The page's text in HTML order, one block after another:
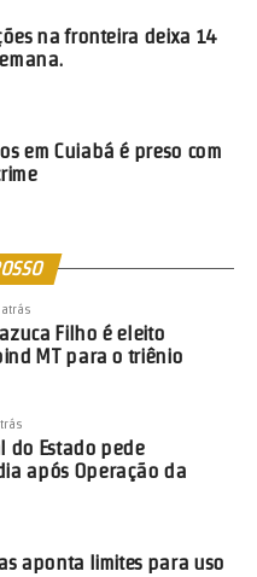
na fronteira deixa 14
em Cuiabá é preso com
Filho é eleito
MT para o triênio
do Estado pede
após Operação da
aponta limites para uso